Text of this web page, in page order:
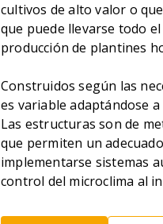
cultivos de alto valor o
que puede llevarse todo
producción de plantines
Construidos según las
es variable adaptándose
Las estructuras son de
que permiten un
implementarse sistemas
control del microclima al